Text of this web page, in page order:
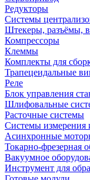
Редукторы
Системы
Штекеры, разъёмы,
Компрессоры
Клеммы
Комплекты для
Трапецеидальные
Реле
Блок управления
Шлифовальные
Расточные системы
Системы измерения
Асинхронные
Токарно-фрезерная
Вакуумное
Инструмент для